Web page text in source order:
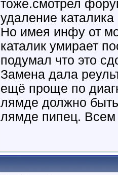
тоже.смотрел
удаление
Но имея инфу от
каталик умирает
подумал что это
Замена дала
ещё проще по
лямде должно
лямде пипец. Всем